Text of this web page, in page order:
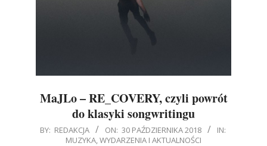
MaJLo – RE_COVERY, czyli powrót
do klasyki songwritingu
2018-
BY: REDAKCJA ON: 30 PAŹDZIERNIKA 2018
IN:
MUZYKA,WYDARZENIA I AKTUALNOŚCI